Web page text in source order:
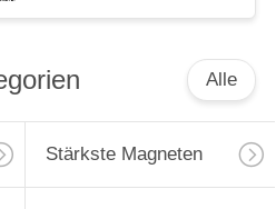
Alle
Stärkste Magneten